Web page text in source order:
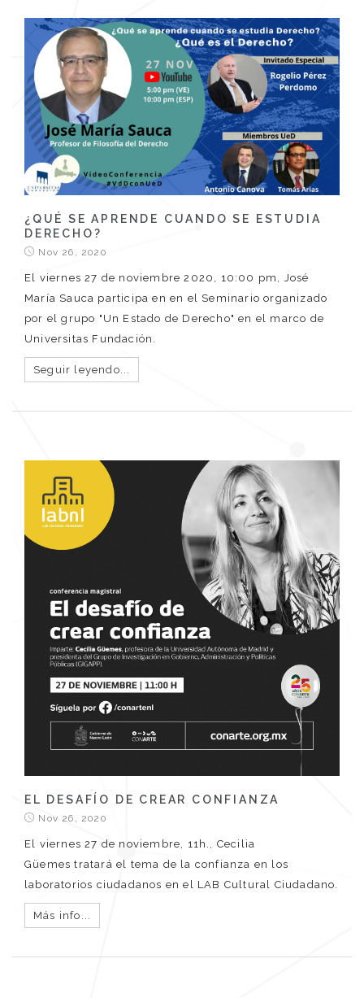
¿QUÉ SE APRENDE CUANDO SE ESTUDIA
DERECHO?
Nov 26, 2020
El viernes 27 de noviembre 2020, 10:00 pm, José
María Sauca participa en en el Seminario organizado
por el grupo "Un Estado de Derecho" en el marco de
Universitas Fundación.
Seguir leyendo...
EL DESAFÍO DE CREAR CONFIANZA
Nov 26, 2020
El viernes 27 de noviembre, 11h., Cecilia
Güemes tratará el tema de la confianza en los
laboratorios ciudadanos en el LAB Cultural Ciudadano.
Más info...